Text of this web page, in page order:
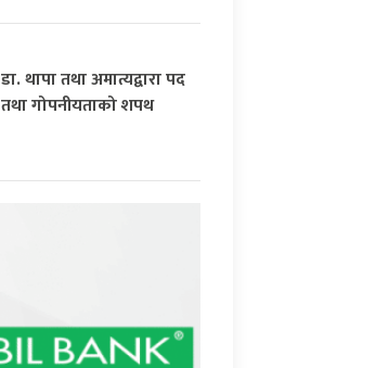
डा. थापा तथा अमात्यद्वारा पद
तथा गोपनीयताको शपथ